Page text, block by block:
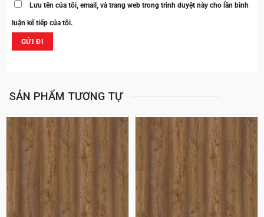
Lưu tên của tôi, email, và trang web trong trình duyệt này cho lần bình
luận kế tiếp của tôi.
SẢN PHẨM TƯƠNG TỰ